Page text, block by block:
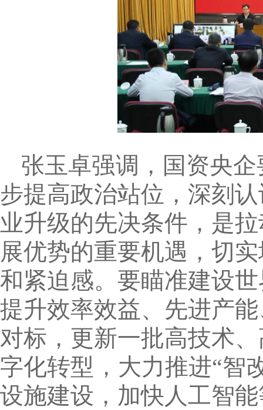
张玉卓强调，国资央
步提高政治站位，深刻
业升级的先决条件，是
展优势的重要机遇，切
和紧迫感。要瞄准建设
提升效率效益、先进产
对标，更新一批高技术
字化转型，大力推进“智
设施建设，加快人工智